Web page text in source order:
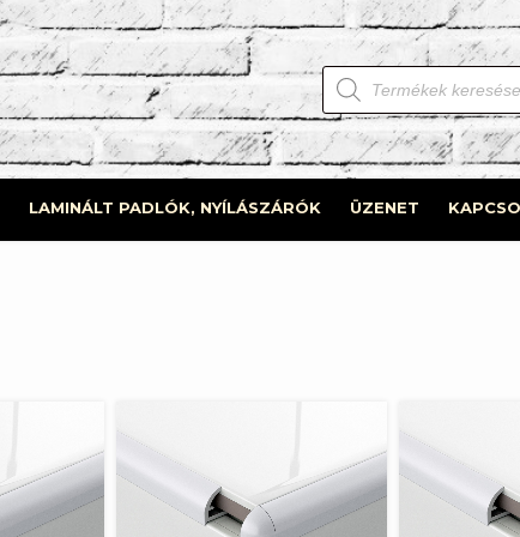
Products
search
LAMINÁLT PADLÓK, NYÍLÁSZÁRÓK ÜZENET